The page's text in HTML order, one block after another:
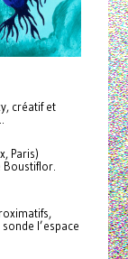
créatif et
Paris)
Boustiflor.
l’espace